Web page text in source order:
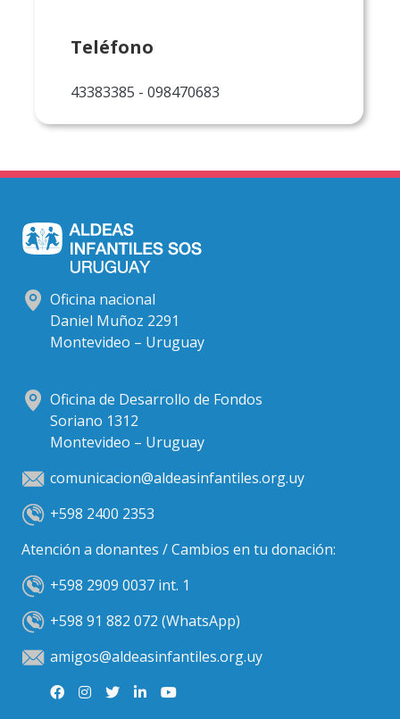
Teléfono
43383385 - 098470683
Oficina nacional
Daniel Muñoz 2291
Montevideo – Uruguay
Oficina de Desarrollo de Fondos
Soriano 1312
Montevideo – Uruguay
comunicacion@aldeasinfantiles.org.uy
+598 2400 2353
Atención a donantes / Cambios en tu donación:
+598 2909 0037 int. 1
+598 91 882 072 (WhatsApp)
amigos@aldeasinfantiles.org.uy